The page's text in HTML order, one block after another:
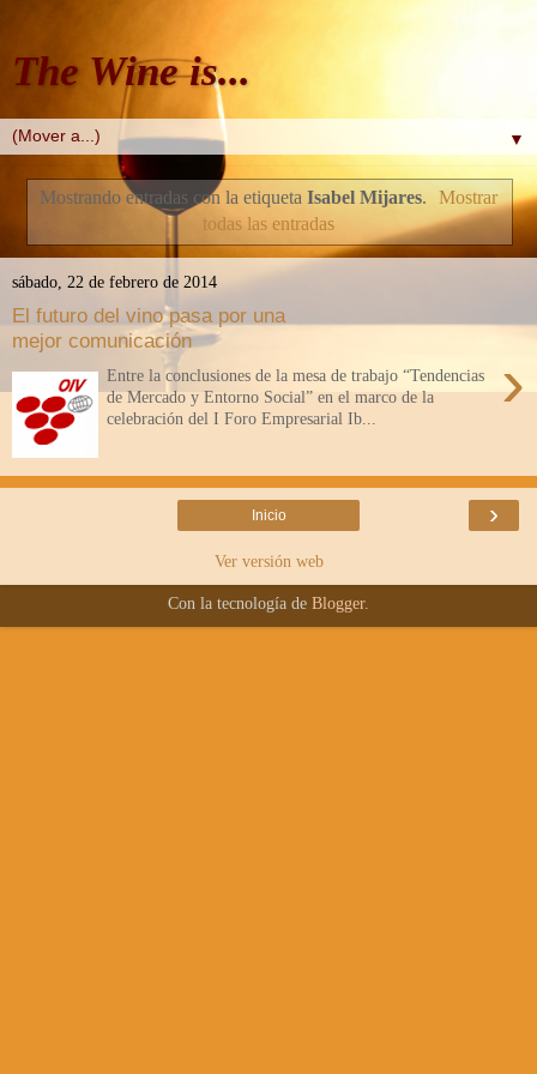
The Wine is...
▼
Mostrando entradas con la etiqueta Isabel Mijares.
Mostrar
todas las entradas
sábado, 22 de febrero de 2014
El futuro del vino pasa por una
mejor comunicación
›
Entre la conclusiones de la mesa de trabajo “Tendencias
de Mercado y Entorno Social” en el marco de la
celebración del I Foro Empresarial Ib...
›
Inicio
Ver versión web
Con la tecnología de Blogger.